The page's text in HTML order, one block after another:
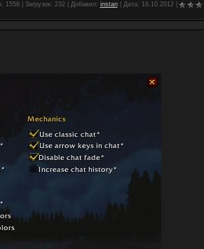
1558 | Загрузок: 232 | Добавил: instan| Дата: 16.10.2012|